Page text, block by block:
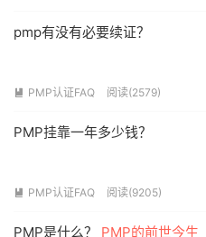
pmp有没有必要续证？
 PMP认证FAQ 阅读(2579)
PMP挂靠一年多少钱？
 PMP认证FAQ 阅读(9205)
PMP是什么？ PMP的前世今生